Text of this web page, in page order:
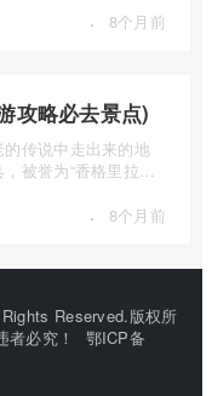
· 8个月前
攻略必去景点)
传说中走出来的地
被誉为“香格里拉的
· 8个月前
Reserved.版权所
必究！
鄂ICP备